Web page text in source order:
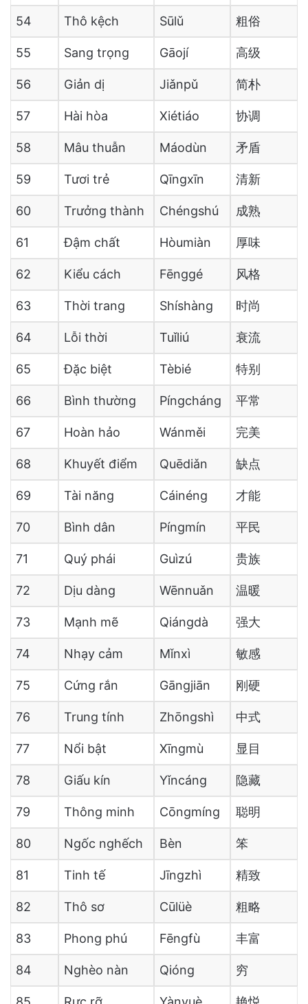
54 Thô kệch Sūlǔ 粗俗
55 Sang trọng Gāojí 高级
56 Giản dị Jiǎnpǔ 简朴
57 Hài hòa Xiétiáo 协调
58 Mâu thuẫn Máodùn 矛盾
59 Tươi trẻ Qīngxīn 清新
60 Trưởng thành Chéngshú 成熟
61 Đậm chất Hòumiàn 厚味
62 Kiểu cách Fēnggé 风格
63 Thời trang Shíshàng 时尚
64 Lỗi thời Tuǐliú 衰流
65 Đặc biệt Tèbié 特别
66 Bình thường Píngcháng 平常
67 Hoàn hảo Wánměi 完美
68 Khuyết điểm Quēdiǎn 缺点
69 Tài năng Cáinéng 才能
70 Bình dân Píngmín 平民
71 Quý phái Guìzú 贵族
72 Dịu dàng Wēnnuǎn 温暖
73 Mạnh mẽ Qiángdà 强大
74 Nhạy cảm Mǐnxì 敏感
75 Cứng rắn Gāngjiān 刚硬
76 Trung tính Zhōngshì 中式
77 Nổi bật Xīngmù 显目
78 Giấu kín Yǐncáng 隐藏
79 Thông minh Cōngmíng 聪明
80 Ngốc nghếch Bèn 笨
81 Tinh tế Jīngzhì 精致
82 Thô sơ Cūlüè 粗略
83 Phong phú Fēngfù 丰富
84 Nghèo nàn Qióng 穷